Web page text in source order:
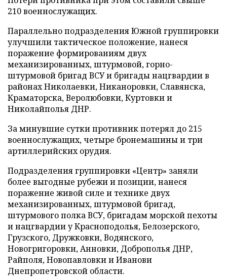
210 военнослужащих.
Параллельно подразделения Южной группировки
улучшили тактическое положение, нанеся
поражение формированиям двух
механизированных, штурмовой, горно-
штурмовой бригад ВСУ и бригады нацгвардии в
районах Николаевки, Никаноровки, Славянска,
Краматорска, Веролюбовки, Куртовки и
Николайполья ДНР.
За минувшие сутки противник потерял до 215
военнослужащих, четыре бронемашины и три
артиллерийских орудия.
Подразделения группировки «Центр» заняли
более выгодные рубежи и позиции, нанеся
поражение живой силе и технике двух
механизированных, штурмовой бригад,
штурмового полка ВСУ, бригадам морской пехоты
и нацгвардии у Красноподолья, Белозерского,
Грузского, Дружковки, Водянского,
Новогригоровки, Анновки, Доброполья ДНР,
Райполя, Новопавловки и Иванови
Днепропетровской области.